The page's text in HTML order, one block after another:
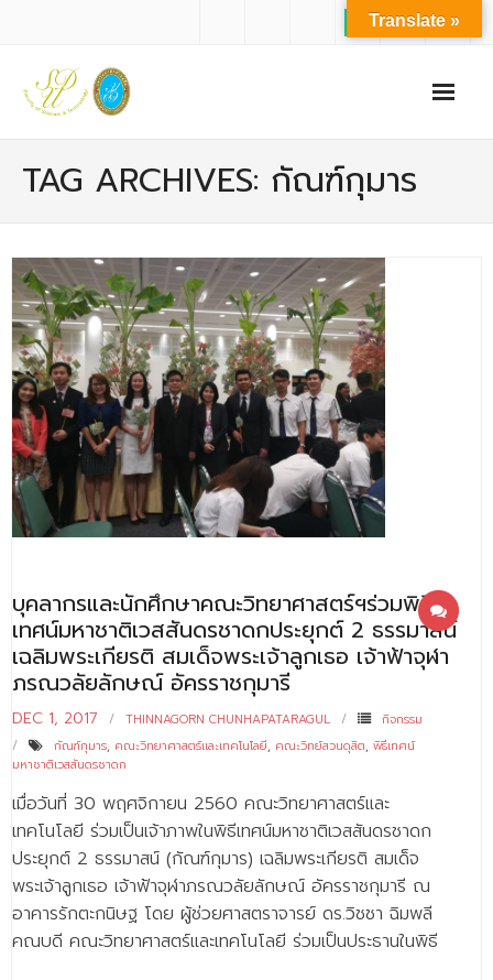
- ปรัชญา วิสัยทัศน์ พันธกิจ ของคณะ
- ประวัติความเป็นมาของคณะ
- บุคลากร
- - สำนักงานคณะวิทยาศาสตร์และเทคโนโลยี
- - บุคลากรวิชาการ
- - บุคลากรสนับสนุน
- วิทยาศาสตรบัณฑิต
- - วิทยาการคอมพิวเตอร์
- - วิทยาศาสตร์เครื่องสำอาง
- - อาชีวอนามัยและความปลอดภัย
- - วิทยาศาสตร์การแพทย์
- - ความมั่นคงปลอดภัยไซเบอร์
- - อุตสาหกรรมชีวภาพเพื่อธุรกิจ
- ศึกษาศาสตรบัณฑิต
TAG ARCHIVES: กัณฑ์กุมาร
บุคลากรและนักศึกษาคณะวิทยาศาสตร์ฯร่วมพิธี
เทศน์มหาชาติเวสสันดรชาดกประยุกต์ 2 ธรรมาสน์
เฉลิมพระเกียรติ สมเด็จพระเจ้าลูกเธอ เจ้าฟ้าจุฬา
ภรณวลัยลักษณ์ อัครราชกุมารี
DEC 1, 2017 THINNAGORN CHUNHAPATARAGUL
กิจกรรม
กัณฑ์กุมาร, คณะวิทยาศาสตร์และเทคโนโลยี, คณะวิทย์สวนดุสิต, พิธีเทศน์
มหาชาติเวสสันดรชาดก
เมื่อวันที่ 30 พฤศจิกายน 2560 คณะวิทยาศาสตร์และ
เทคโนโลยี ร่วมเป็นเจ้าภาพในพิธีเทศน์มหาชาติเวสสันดรชาดก
ประยุกต์ 2 ธรรมาสน์ (กัณฑ์กุมาร) เฉลิมพระเกียรติ สมเด็จ
พระเจ้าลูกเธอ เจ้าฟ้าจุฬาภรณวลัยลักษณ์ อัครราชกุมารี ณ
อาคารรักตะกนิษฐ โดย ผู้ช่วยศาสตราจารย์ ดร.วิชชา ฉิมพลี
คณบดี คณะวิทยาศาสตร์และเทคโนโลยี ร่วมเป็นประธานในพิธี
Translate »